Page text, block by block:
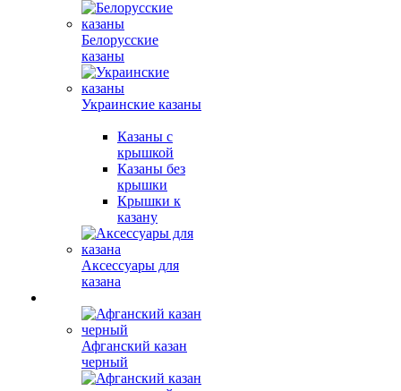
Белорусские
казаны
Украинские казаны
Казаны с
крышкой
Казаны без
крышки
Крышки к
казану
Аксессуары для
казана
Афганский казан
черный